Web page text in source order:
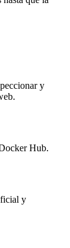
y
Hub.
y